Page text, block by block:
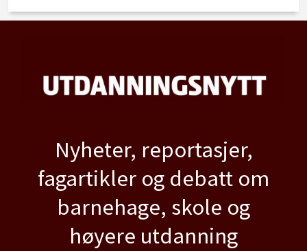
Nyheter, reportasjer,
fagartikler og debatt om
barnehage, skole og
høyere utdanning